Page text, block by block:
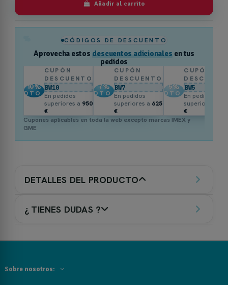
Añadir al carrito
CÓDIGOS DE DESCUENTO
Aprovecha estos descuentos adicionales en tus
pedidos
10%
DTO.
CUPÓN
DESCUENTO
BW10
En pedidos
superiores a 950
€
7%
DTO.
CUPÓN
DESCUENTO
BW7
En pedidos
superiores a 625
€
5%
DTO.
CUPÓN
BW5
En pedidos
superiores a
€
Cupones aplicables en toda la web excepto marcas IMEX y
GME
DETALLES DEL PRODUCTO
¿ TIENES DUDAS ?
Sobre nosotros: